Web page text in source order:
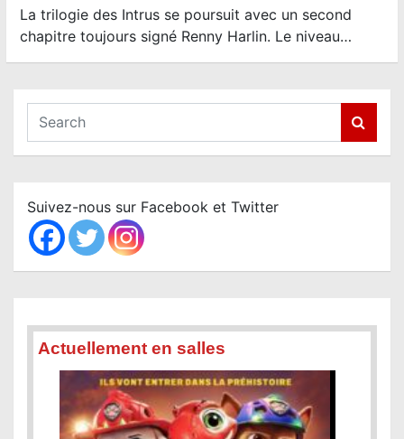
La trilogie des Intrus se poursuit avec un second
chapitre toujours signé Renny Harlin. Le niveau…
a
c
h
Suivez-nous sur Facebook et Twitter
Actuellement en salles